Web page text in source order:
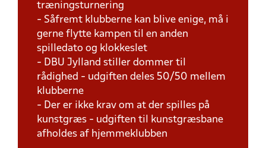
træningsturnering
- Såfremt klubberne kan blive enige, må i
gerne flytte kampen til en anden
spilledato og klokkeslet
- DBU Jylland stiller dommer til
rådighed - udgiften deles 50/50 mellem
klubberne
- Der er ikke krav om at der spilles på
kunstgræs - udgiften til kunstgræsbane
afholdes af hjemmeklubben